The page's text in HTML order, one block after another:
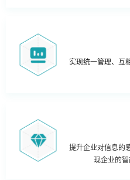
实现统一管理、互
提升企业对信息的
现企业的智